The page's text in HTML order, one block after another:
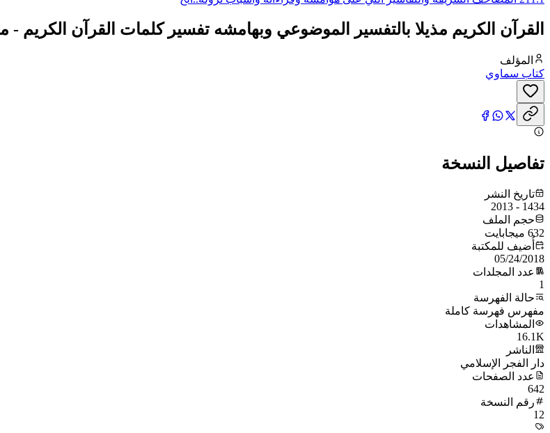
القرآن الكريم مذيلا بالتفسير الموضوعي وبهامشه تفسير كلمات القرآن الكريم -
المؤلف
كتاب سماوي
تفاصيل النسخة
تاريخ النشر
1434 - 2013
حجم الملف
632 ميجابايت
أُضيف للمكتبة
05/24/2018
عدد المجلدات
1
حالة الفهرسة
مفهرس فهرسة كاملة
المشاهدات
16.1K
الناشر
دار الفجر الإسلامي
عدد الصفحات
642
رقم النسخة
12